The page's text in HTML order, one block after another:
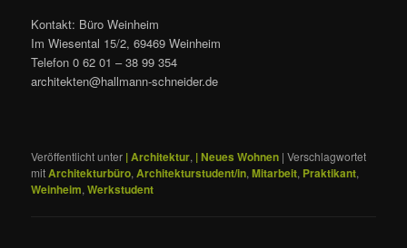
Kontakt: Büro Weinheim
Im Wiesental 15/2, 69469 Weinheim
Telefon 0 62 01 – 38 99 354
architekten@hallmann-schneider.de
Veröffentlicht unter | Architektur, | Neues Wohnen |Verschlagwortet
mitArchitekturbüro,Architekturstudent/in,Mitarbeit, Praktikant,
Weinheim,Werkstudent